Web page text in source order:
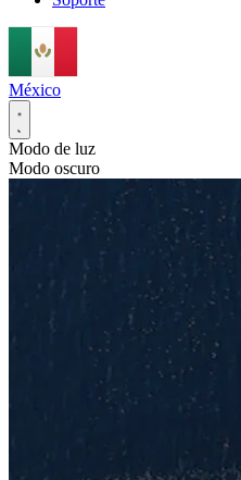
México
Modo de luz
Modo oscuro